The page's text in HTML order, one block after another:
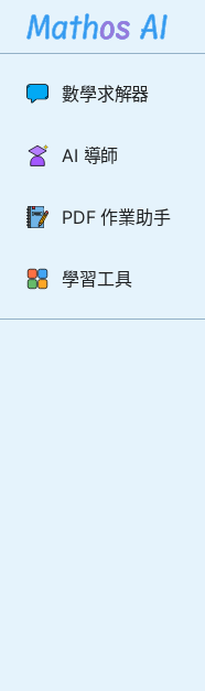
數學求解器
AI 導師
PDF 作業助手
學習工具